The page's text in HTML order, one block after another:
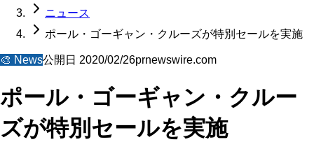
ニュース
ポール・ゴーギャン・クルーズが特別セールを実施
🎨 News公開日 2020/02/26prnewswire.com
ポール・ゴーギャン・クルー
ズが特別セールを実施